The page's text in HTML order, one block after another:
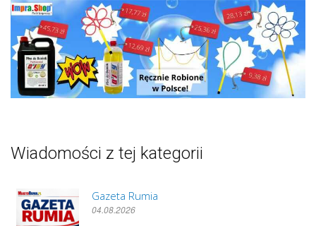
Wiadomości z tej kategorii
Gazeta Rumia
04.08.2026